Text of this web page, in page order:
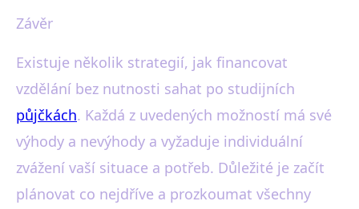
Závěr
Existuje několik strategií, jak financovat
vzdělání bez nutnosti sahat po studijních
půjčkách. Každá z uvedených možností má své
výhody a nevýhody a vyžaduje individuální
zvážení vaší situace a potřeb. Důležité je začít
plánovat co nejdříve a prozkoumat všechny